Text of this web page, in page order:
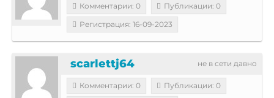
Комментарии: 0
Публикации: 0
Регистрация: 16-09-2023
не в сети давно
scarlettj64
Комментарии: 0
Публикации: 0